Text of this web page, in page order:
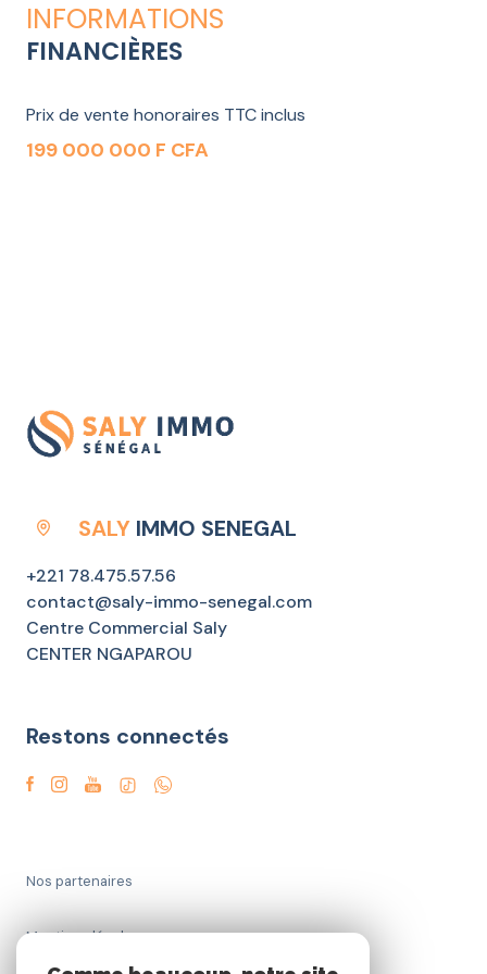
INFORMATIONS
FINANCIÈRES
Prix de vente honoraires TTC inclus
199 000 000 F CFA
SALY IMMO SENEGAL
+221 78.475.57.56
contact@saly-immo-senegal.com
Centre Commercial Saly
CENTER NGAPAROU
Restons connectés
Nos partenaires
Mentions légales